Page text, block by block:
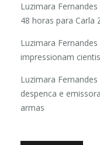
Luzimara Fernandes
48 horas para Carla
Luzimara Fernandes
impressionam
Luzimara Fernandes
despenca e
armas